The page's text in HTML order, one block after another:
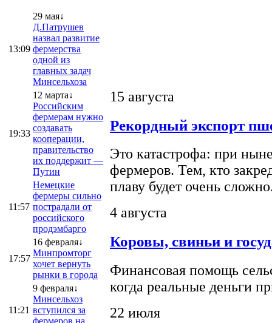
13:09
29 мая↓
Д.Патрушев
назвал развитие
фермерства
одной из
главных задач
Минсельхоза
19:33
12 марта↓
Российским
фермерам нужно
создавать
кооперации,
правительство
их поддержит —
Путин
11:57
Немецкие
фермеры сильно
пострадали от
российского
продэмбарго
17:57
16 февраля↓
Минпромторг
хочет вернуть
рынки в города
11:21
9 февраля↓
Минсельхоз
вступился за
фермеров на
15 августа
Рекордный экспорт
Это катастрофа: при
фермеров. Тем, кто
плаву будет очень
4 августа
Коровы, свиньи и
Финансовая помощь
когда реальные деньги
22 июля